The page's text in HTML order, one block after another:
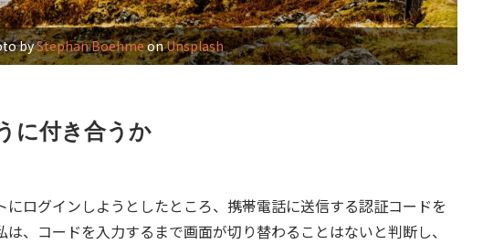
byStephan BoehmeonUnsplash
に付き合うか
ログインしようとしたところ、携帯電話に送信する認証コードを
、コードを入力するまで画面が切り替わることはないと判断し、